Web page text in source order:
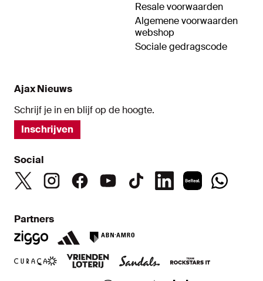
Resale voorwaarden
Algemene voorwaarden
webshop
Sociale gedragscode
Ajax Nieuws
Schrijf je in en blijf op de hoogte.
Inschrijven
Social
Partners